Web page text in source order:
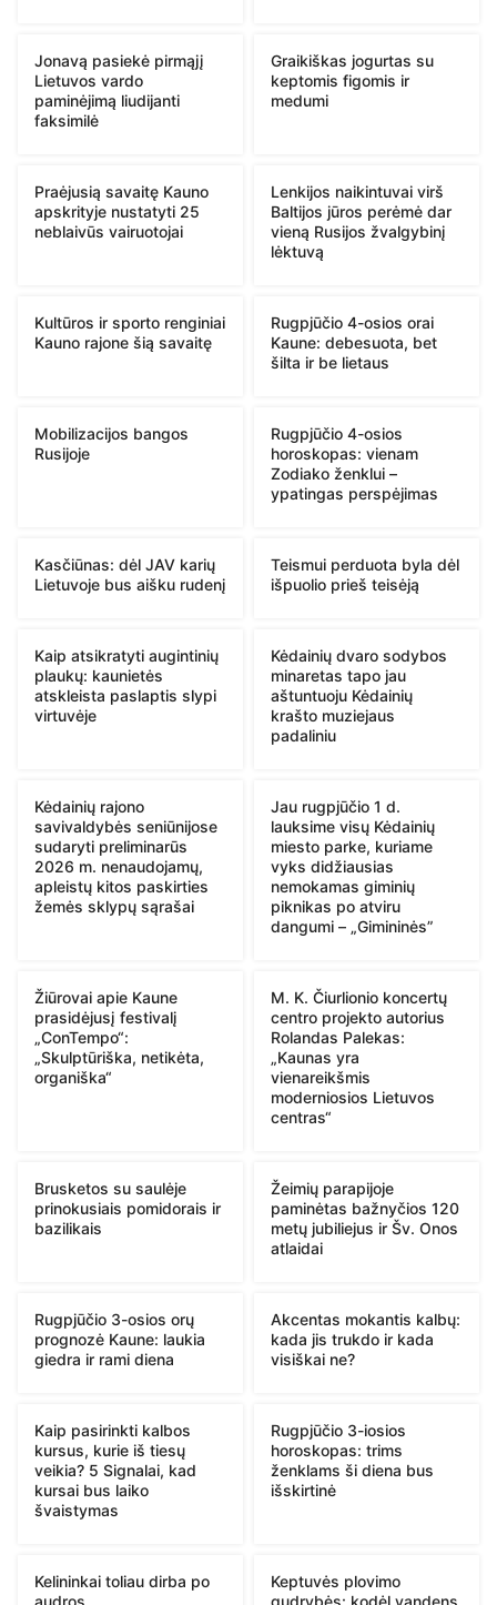
Jonavą pasiekė pirmąjį
Lietuvos vardo
paminėjimą liudijanti
faksimilė
Graikiškas jogurtas su
keptomis figomis ir
medumi
Praėjusią savaitę Kauno
apskrityje nustatyti 25
neblaivūs vairuotojai
Lenkijos naikintuvai virš
Baltijos jūros perėmė dar
vieną Rusijos žvalgybinį
lėktuvą
Kultūros ir sporto renginiai
Kauno rajone šią savaitę
Rugpjūčio 4-osios orai
Kaune: debesuota, bet
šilta ir be lietaus
Mobilizacijos bangos
Rusijoje
Rugpjūčio 4-osios
horoskopas: vienam
Zodiako ženklui –
ypatingas perspėjimas
Kasčiūnas: dėl JAV karių
Lietuvoje bus aišku rudenį
Teismui perduota byla dėl
išpuolio prieš teisėją
Kaip atsikratyti augintinių
plaukų: kaunietės
atskleista paslaptis slypi
virtuvėje
Kėdainių dvaro sodybos
minaretas tapo jau
aštuntuoju Kėdainių
krašto muziejaus
padaliniu
Kėdainių rajono
savivaldybės seniūnijose
sudaryti preliminarūs
2026 m. nenaudojamų,
apleistų kitos paskirties
žemės sklypų sąrašai
Jau rugpjūčio 1 d.
lauksime visų Kėdainių
miesto parke, kuriame
vyks didžiausias
nemokamas giminių
piknikas po atviru
dangumi – „Gimininės”
Žiūrovai apie Kaune
prasidėjusį festivalį
„ConTempo“:
„Skulptūriška, netikėta,
organiška“
M. K. Čiurlionio koncertų
centro projekto autorius
Rolandas Palekas:
„Kaunas yra
vienareikšmis
moderniosios Lietuvos
centras“
Brusketos su saulėje
prinokusiais pomidorais ir
bazilikais
Žeimių parapijoje
paminėtas bažnyčios 120
metų jubiliejus ir Šv. Onos
atlaidai
Rugpjūčio 3-osios orų
prognozė Kaune: laukia
giedra ir rami diena
Akcentas mokantis kalbų:
kada jis trukdo ir kada
visiškai ne?
Kaip pasirinkti kalbos
kursus, kurie iš tiesų
veikia? 5 Signalai, kad
kursai bus laiko
švaistymas
Rugpjūčio 3-iosios
horoskopas: trims
ženklams ši diena bus
išskirtinė
Kelininkai toliau dirba po
audros
Keptuvės plovimo
gudrybės: kodėl vandens